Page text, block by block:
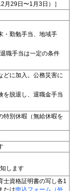
月29日〜1月3日）］
・勤勉手当、地域手
職手当は一定の条件
どに加入。公務災害に
を脱退し、退職金手当
特別休暇（無給休暇を
します
士資格証明書の写し各1